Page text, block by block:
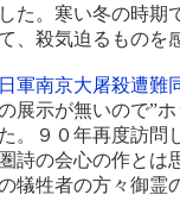
た。寒い冬の時期
、殺気迫るものを
軍南京大屠殺遭難
展示が無いので”
。９０年再度訪
詩の会心の作とは
犠牲者の方々御霊